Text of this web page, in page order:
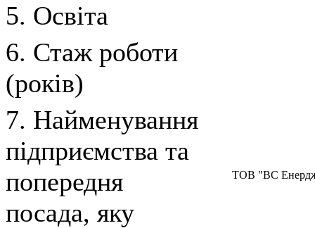
5. Освіта
6. Стаж роботи
(років)
7. Найменування
підприємства та
попередня
посада, яку
ТОВ "ВС Енерджi